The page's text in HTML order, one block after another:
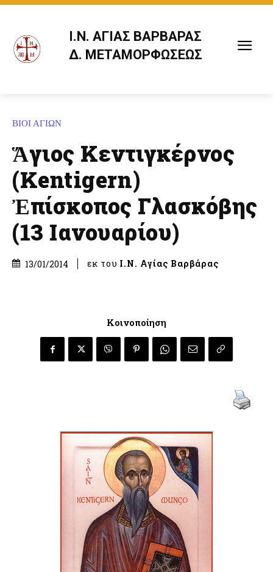
Ι.Ν. ΑΓΙΑΣ ΒΑΡΒΑΡΑΣ
Δ. ΜΕΤΑΜΟΡΦΩΣΕΩΣ
ΒΙΟΙ ΑΓΙΩΝ
Ἅγιος Κεντιγκέρνος
(Kentigern)
Ἐπίσκοπος Γλασκόβης
(13 Ιανουαρίου)
13/01/2014 εκ του Ι.Ν. Αγίας Βαρβάρας
Κοινοποίηση